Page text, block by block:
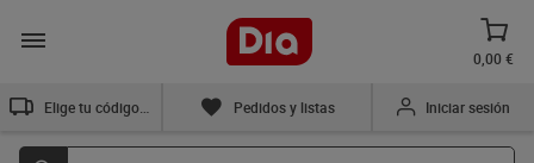
0,00 €
Pedidos y listas Iniciar sesión